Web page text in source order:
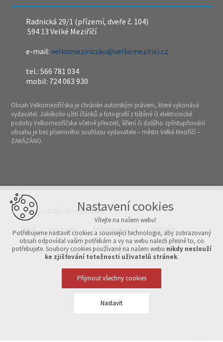
Radnická 29/1 (přízemí, dveře č. 104)
594 13 Velké Meziříčí
e-mail:velkomeziricsko@velkemezirici.cz
tel.: 566 781 034
mobil: 724 063 930
Obsah Velkomeziříčska je chráněn autorským právem, které vykonává
vydavatel. Jakékoliv užití článků a fotografií z tištěné či elektronické
podoby Velkomeziříčska včetně převzetí, šíření či dalšího zpřístupňování
obsahu je bez písemného souhlasu vydavatele – město Velké Meziříčí –
ZAKÁZÁNO.
© Copyright 2026 Velkomeziříčsko
Úvod Mapa webu Archiv čísel v PDF Přihlášení
Vytvořeno v xart.cz
Nastavení cookies
Vítejte na našem webu!
Potřebujeme nastavit cookies a související technologie, aby zobrazovaný
obsah odpovídal vašim potřebám a vy na webu nalezli přesně to, co
potřebujete. Soubory cookies používané na našem webu nikdy neslouží
ke zjišťování totožnosti uživatelů stránek.
Přijmout všechny cookies
Nastavit